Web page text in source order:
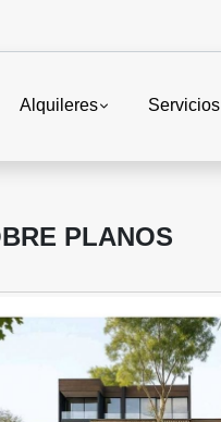
Alquileres Servicios
PLANOS